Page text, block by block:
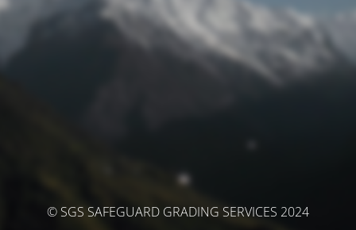
© SGS SAFEGUARD GRADING SERVICES 2024